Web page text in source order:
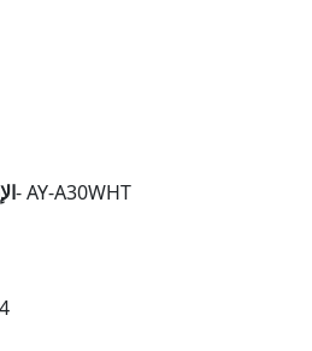
تكييف شارب 4 حصان بارد ساخن ديجيتال- AY-A30WHT